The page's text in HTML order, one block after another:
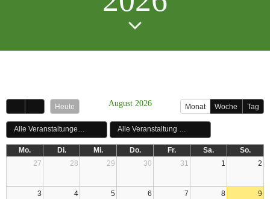
Heute Monat Woche Tag
August 2026
Alle Veranstaltungen Tags Alle Veranstaltung Categories
Mo. Di. Mi. Do. Fr. Sa.
So.
27
28 29 30 31 1 2
3 4 5 6 7 8 9